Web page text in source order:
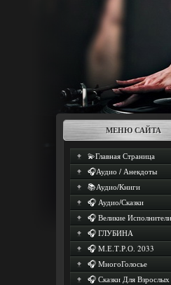
МЕНЮ САЙТА
💫Главная Страница
🎧Аудио / Анекдоты
📚Аудио/Книги
🎧 Аудио/Сказки
🎧 Великие Исполнители
🎧 ГЛУБИНА
🎧 М.Е.Т.Р.О. 2033
🎧 МногоГолосье
🎧 Сказки Для Взрослых